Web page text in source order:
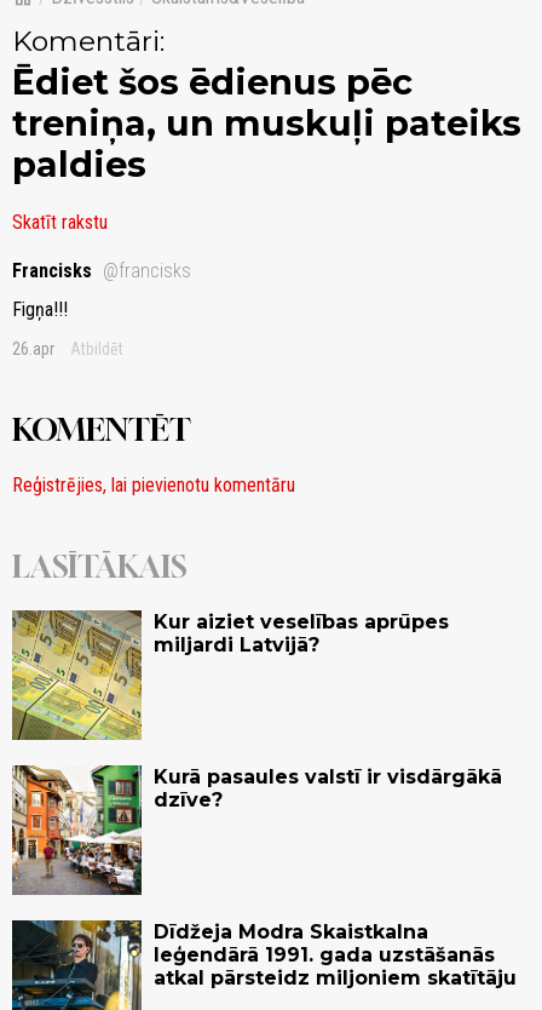
Komentāri:
Ēdiet šos ēdienus pēc
treniņa, un muskuļi pateiks
paldies
Skatīt rakstu
Francisks @francisks
Figņa!!!
26.apr Atbildēt
KOMENTĒT
Reģistrējies, lai pievienotu komentāru
LASĪTĀKAIS
Kur aiziet veselības aprūpes
miljardi Latvijā?
Kurā pasaules valstī ir visdārgākā
dzīve?
Dīdžeja Modra Skaistkalna
leģendārā 1991. gada uzstāšanās
atkal pārsteidz miljoniem skatītāju